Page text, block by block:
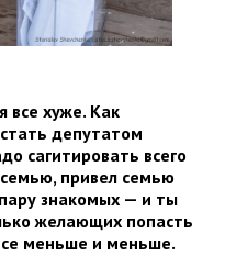
все хуже. Как
депутатом
сагитировать всего
привел семью
знакомых — и ты
желающих попасть
меньше и меньше.